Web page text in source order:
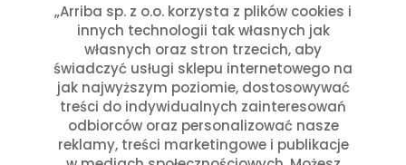
„Arriba sp. z o.o. korzysta z plików cookies i
innych technologii tak własnych jak
własnych oraz stron trzecich, aby
świadczyć usługi sklepu internetowego na
jak najwyższym poziomie, dostosowywać
treści do indywidualnych zainteresowań
odbiorców oraz personalizować nasze
reklamy, treści marketingowe i publikacje
Przepisy Julia Sztyler
Nachos México
Czytaj dalej